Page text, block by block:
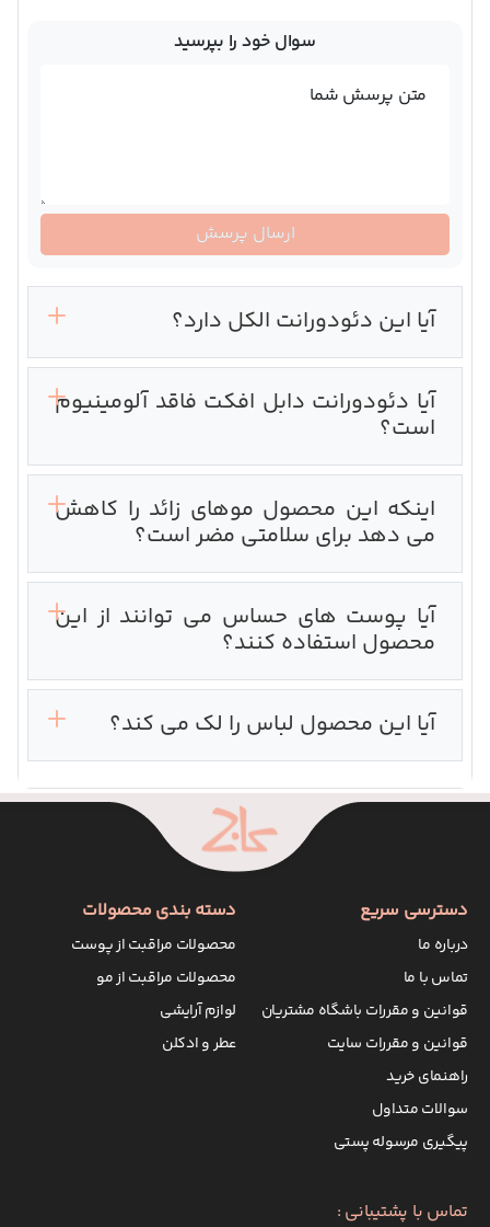
آیا این دئودورانت الکل دارد؟
آیا دئودورانت دابل افکت فاقد آلومینیوم
است؟
اینکه این محصول موهای زائد را کاهش
می دهد برای سلامتی مضر است؟
آیا پوست های حساس می توانند از این
محصول استفاده کنند؟
آیا این محصول لباس را لک می کند؟
سوال خود را بپرسید
متن پرسش شما
ارسال پرسش
دسترسی سریع
درباره ما
تماس با ما
قوانین و مقررات باشگاه مشتریان
قوانین و مقررات سایت
راهنمای خرید
سوالات متداول
پیگیری مرسوله پستی
دسته بندی محصولات
محصولات مراقبت از پوست
محصولات مراقبت از مو
لوازم آرایشی
عطر و ادکلن
تماس با پشتیبانی :